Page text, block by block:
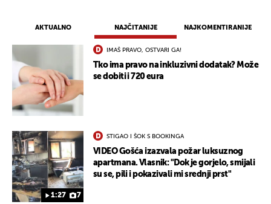
AKTUALNO NAJČITANIJE NAJKOMENTIRANIJE
IMAŠ PRAVO, OSTVARI GA!
Tko ima pravo na inkluzivni dodatak? Može
se dobiti i 720 eura
1:27 7
STIGAO I ŠOK S BOOKINGA
VIDEO Gošća izazvala požar luksuznog
apartmana. Vlasnik: "Dok je gorjelo, smijali
su se, pili i pokazivali mi srednji prst"